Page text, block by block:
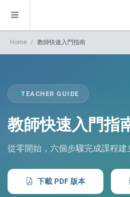
research findings, in addition to
Home 教師快速入門指南
TEACHER GUIDE
教師快速入門指
從零開始，六個步驟完成課程建
下載 PDF 版本